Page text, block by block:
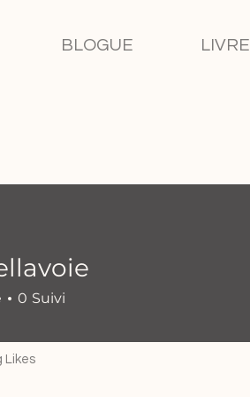
BLOGUE LIVRE
0 Suivi
Likes